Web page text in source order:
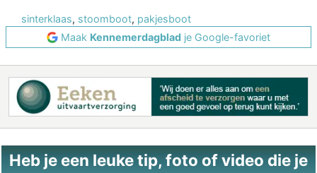
sinterklaas, stoomboot, pakjesboot
Maak Kennemerdagblad je Google-favoriet
Heb je een leuke tip, foto of video die je